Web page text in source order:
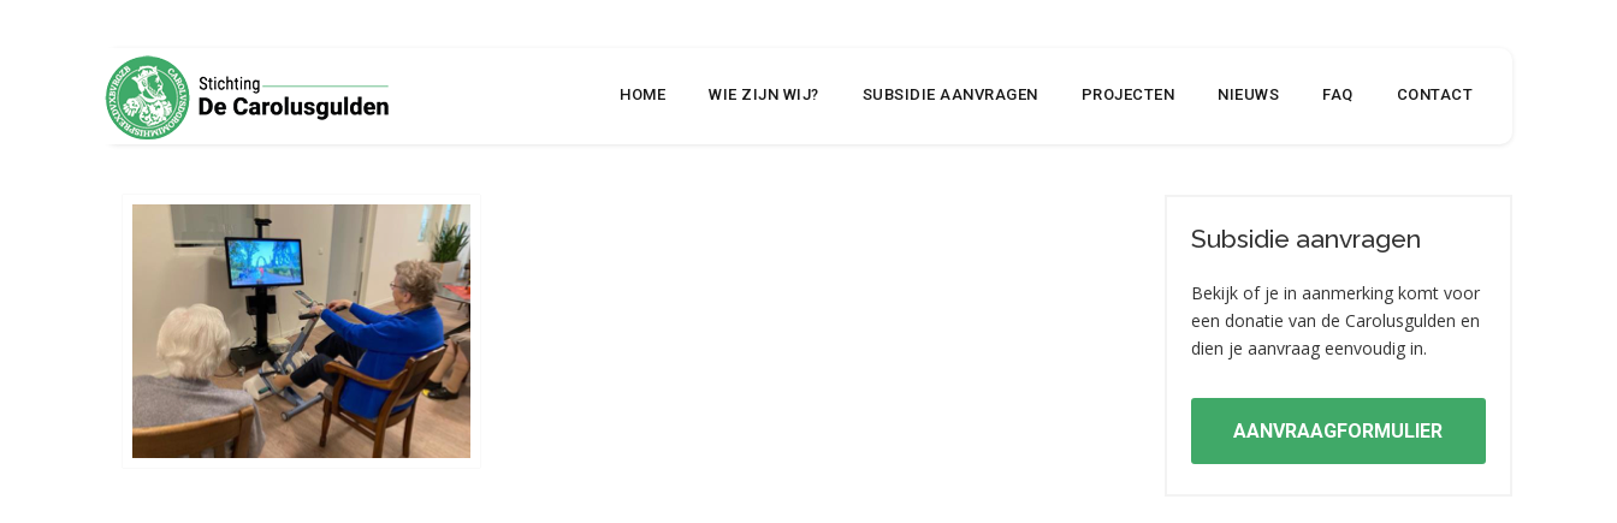
HOME WIE ZIJN WIJ? SUBSIDIE AANVRAGEN PROJECTEN NIEUWS FAQ CONTACT
Subsidie aanvragen
Bekijk of je in aanmerking komt voor
een donatie van de Carolusgulden en
dien je aanvraag eenvoudig in.
AANVRAAGFORMULIER